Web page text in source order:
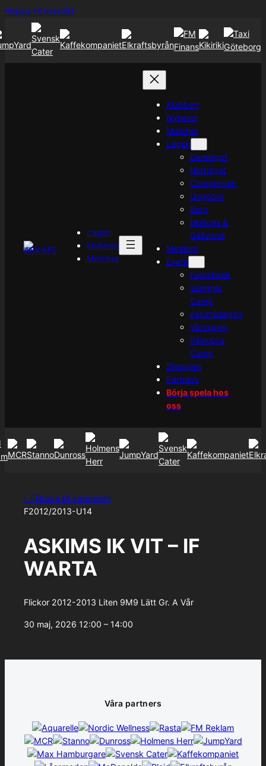
Hoppa till innehållHoppa
Lagen
Klubben
Matcher
Klubben
Nyheter
Matcher
Lagen
Damlaget
Herrlaget
Competition
Ungdom
Barn
Motions &
Gåfotboll
Medlem
Event
Fotbollslek
Sommar
Camp
Askimsdagen
Vårcupen
Påsklovs
Camp
Shoppen
Partners
Börja spela hos
oss
‹ Tillbaka till kalendern
F2012/2013-U14
ASKIMS IK VIT – IF
WARTA
Flickor 2012-2013 Liten 9M9 Lätt Gr. A Vår
30 maj, 2026 12:00 – 14:00
Våra partners